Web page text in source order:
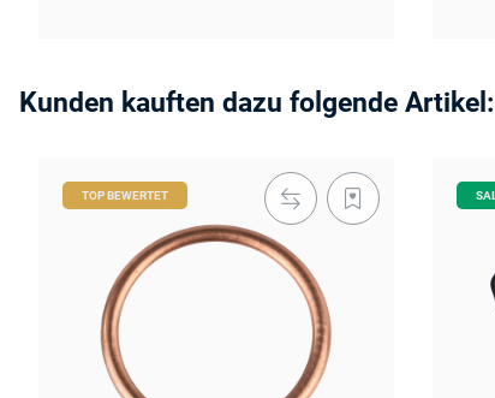
Kunden kauften dazu folgende Artikel:
TOP BEWERTET